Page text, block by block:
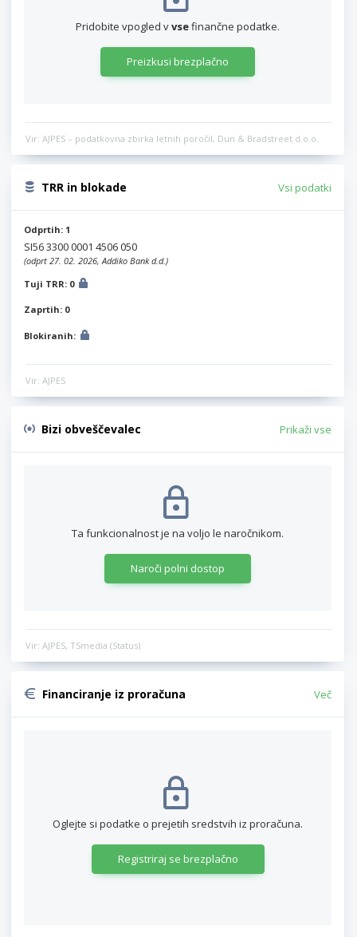
Pridobite vpogled vvsefinančne podatke.
Preizkusi brezplačno
Vir: AJPES – podatkovna zbirka letnih poročil, Dun & Bradstreet d.o.o.
TRR in blokade Vsi podatki
Odprtih: 1
SI56 3300 0001 4506 050
(odprt 27. 02. 2026, Addiko Bank d.d.)
Tuji TRR: 0
Zaprtih: 0
Blokiranih:
Vir: AJPES
Bizi obveščevalec Prikaži vse
Ta funkcionalnost je na voljo le naročnikom.
Naroči polni dostop
Vir: AJPES, TSmedia (Status)
Financiranje iz proračuna Več
Oglejte si podatke o prejetih sredstvih iz proračuna.
Registriraj se brezplačno